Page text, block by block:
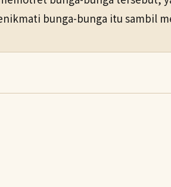
bunga-bunga itu sambil